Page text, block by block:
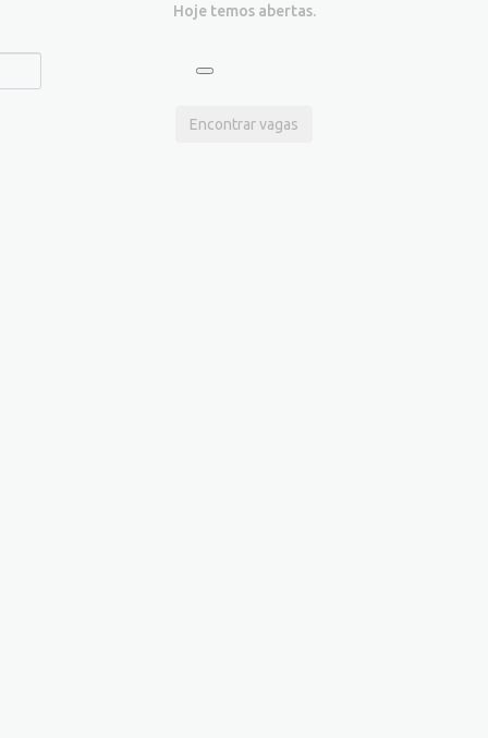
Hoje temos abertas.
Encontrar vagas